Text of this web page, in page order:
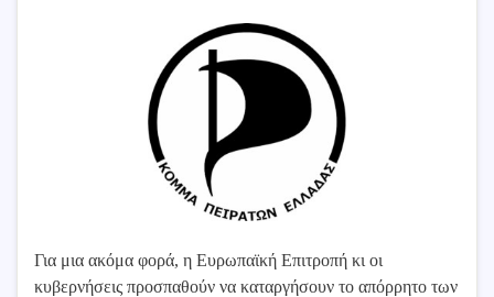
Για μια ακόμα φορά, η Ευρωπαϊκή Επιτροπή κι οι
κυβερνήσεις προσπαθούν να καταργήσουν το απόρρητο των